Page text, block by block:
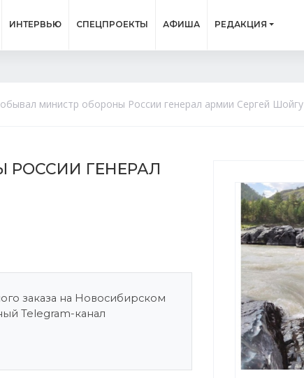
ИНТЕРВЬЮ СПЕЦПРОЕКТЫ АФИША РЕДАКЦИЯ
министр обороны России генерал армии Сергей Шойгу
ГЕНЕРАЛ
заказа на Новосибирском
Telegram-канал